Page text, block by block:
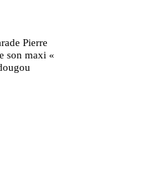
Pierre
son maxi «